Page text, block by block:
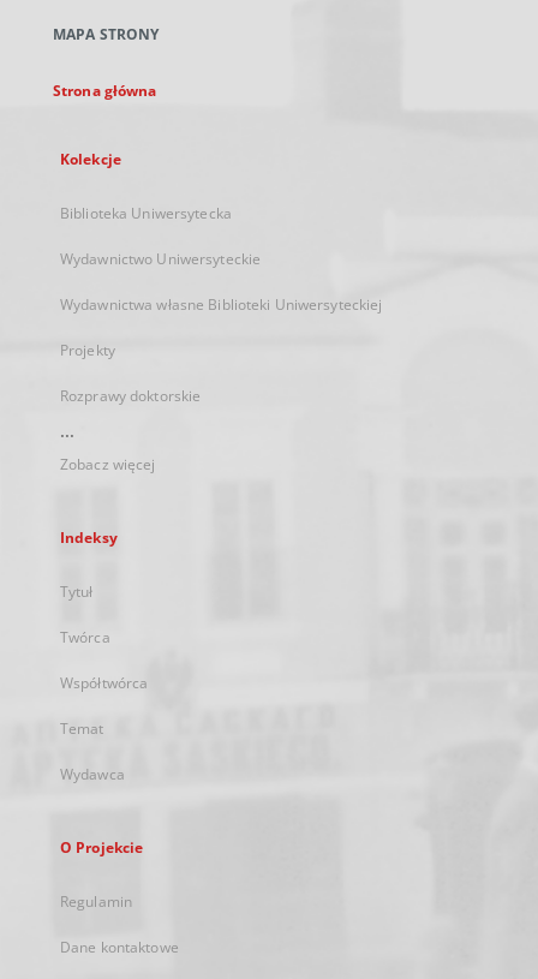
karcie
MAPA STRONY
Strona główna
Kolekcje
Biblioteka Uniwersytecka
Wydawnictwo Uniwersyteckie
Wydawnictwa własne Biblioteki Uniwersyteckiej
Projekty
Rozprawy doktorskie
...
Zobacz więcej
Indeksy
Tytuł
Twórca
Współtwórca
Temat
Wydawca
O Projekcie
Regulamin
Dane kontaktowe